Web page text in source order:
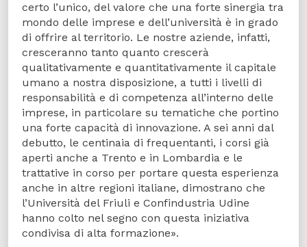
certo l’unico, del valore che una forte sinergia tra
mondo delle imprese e dell’università è in grado
di offrire al territorio. Le nostre aziende, infatti,
cresceranno tanto quanto crescerà
qualitativamente e quantitativamente il capitale
umano a nostra disposizione, a tutti i livelli di
responsabilità e di competenza all’interno delle
imprese, in particolare su tematiche che portino
una forte capacità di innovazione. A sei anni dal
debutto, le centinaia di frequentanti, i corsi già
aperti anche a Trento e in Lombardia e le
trattative in corso per portare questa esperienza
anche in altre regioni italiane, dimostrano che
l’Università del Friuli e Confindustria Udine
hanno colto nel segno con questa iniziativa
condivisa di alta formazione».